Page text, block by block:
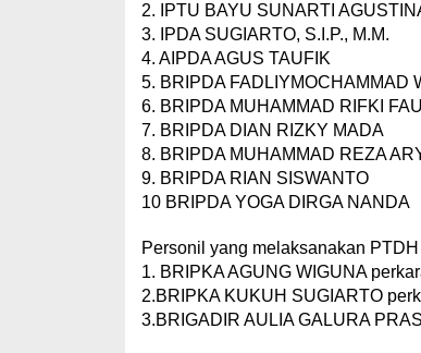
2. IPTU BAYU SUNARTI
3. IPDA SUGIARTO, S.I.P., M.M.
4. AIPDA AGUS TAUFIK
5. BRIPDA FADLIYMOCHAMMAD
6. BRIPDA MUHAMMAD RIFKI
7. BRIPDA DIAN RIZKY MADA
8. BRIPDA MUHAMMAD REZA
9. BRIPDA RIAN SISWANTO
10 BRIPDA YOGA DIRGA NANDA
Personil yang melaksanakan
1. BRIPKA AGUNG WIGUNA
2.BRIPKA KUKUH SUGIARTO
3.BRIGADIR AULIA GALURA